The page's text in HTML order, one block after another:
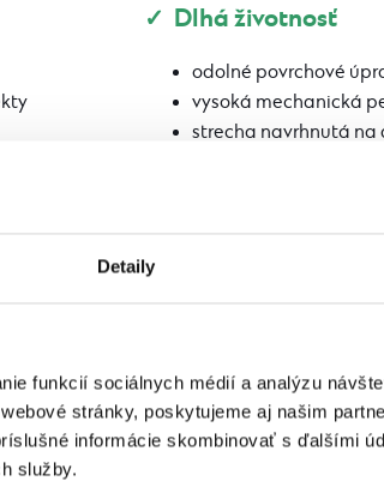
Detaily
funkcií sociálnych médií a analýzu
stránky, poskytujeme aj našim
informácie skombinovať s ďalšími
služby.
✓ Dlhá životnosť
odolné povrchové
vysoká mechanická
strecha navrhnutá na